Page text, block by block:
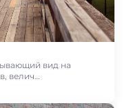
вид на
велич…